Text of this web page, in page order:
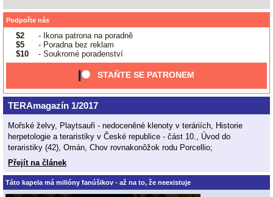
Podpořte nás
$2
- Ikona patrona na poradně
$5
- Poradna bez reklam
$10
- Soukromé poradenství
STAŇTE SE PATRONEM
TERAmagazín 1/2017
Mořské želvy, Playtsauři - nedoceněné klenoty v teráriích, Historie
herpetologie a teraristiky v České republice - část 10., Úvod do
teraristiky (42), Omán, Chov rovnakonôžok rodu Porcellio;
Přejít na článek
Táto kapela má milióny fanúšikov - až na to, že neexistuje